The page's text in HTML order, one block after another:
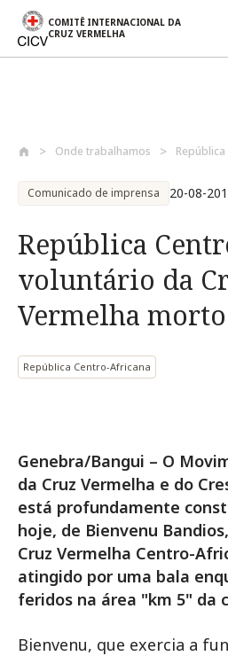
COMITÊ INTERNACIONAL DA
CRUZ VERMELHA
Onde trabalhamos
Comunicado de imprensa 20-08-
República
voluntário da
Vermelha
República Centro-Africana
Genebra/Bangui – O
da Cruz Vermelha e do
está profundamente
hoje, de Bienvenu
Cruz Vermelha Centro-
atingido por uma bala
feridos na área "km 5" da
Bienvenu, que exercia a